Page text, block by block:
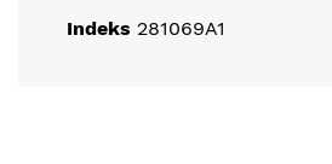
Indeks 281069A1